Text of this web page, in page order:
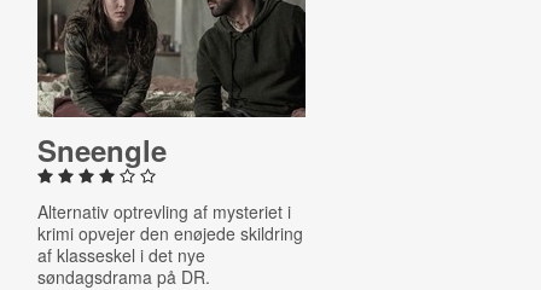
Sneengle
Alternativ optrevling af mysteriet i
krimi opvejer den enøjede skildring
af klasseskel i det nye
søndagsdrama på DR.